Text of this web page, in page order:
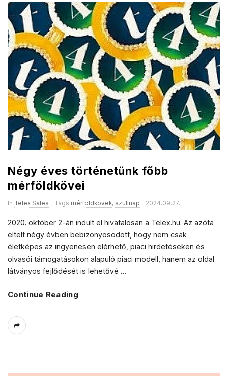
Négy éves történetünk főbb
mérföldkövei
In Telex Sales Tags mérföldkövek, szülinap 2024.09.27.
2020. október 2-án indult el hivatalosan a Telex.hu. Az azóta
eltelt négy évben bebizonyosodott, hogy nem csak
életképes az ingyenesen elérhető, piaci hirdetéseken és
olvasói támogatásokon alapuló piaci modell, hanem az oldal
látványos fejlődését is lehetővé …
Continue Reading